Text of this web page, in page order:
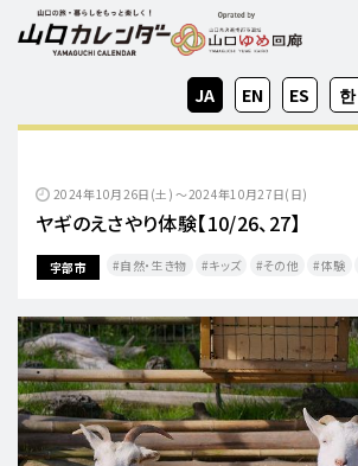
EN
JA KO
ES
2024年10月26日(土) ～2024年10月27日(日)
ヤギのえさやり体験【10/26、27】
宇部市 自然・生き物 キッズ その他 体験